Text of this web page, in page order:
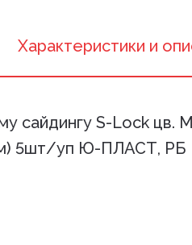
Xарактеристики и
S-Lock цв.
5шт/уп Ю-ПЛАСТ, РБ